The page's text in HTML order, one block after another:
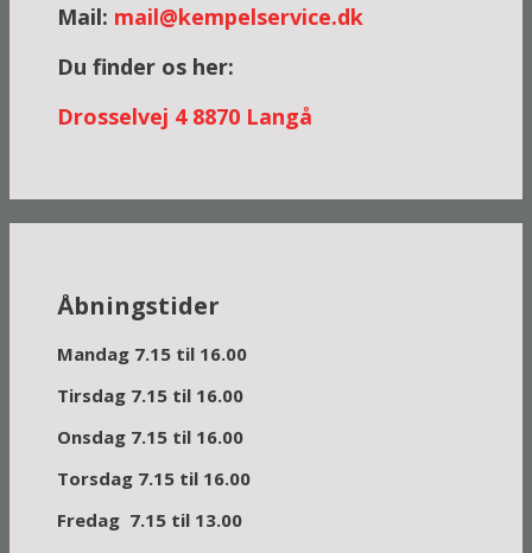
Mail: mail@kempelservice.dk
Du finder os her:
Drosselvej 48870 Langå
Åbningstider
Mandag 7.15 til 16.00
Tirsdag 7.15 til 16.00
Onsdag 7.15 til 16.00
Torsdag 7.15 til 16.00
Fredag 7.15 til 13.00